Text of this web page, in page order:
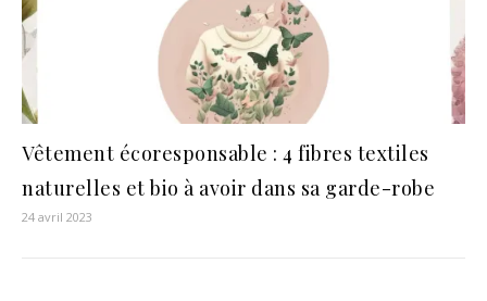
Vêtement écoresponsable : 4 fibres textiles
naturelles et bio à avoir dans sa garde-robe
24 avril 2023